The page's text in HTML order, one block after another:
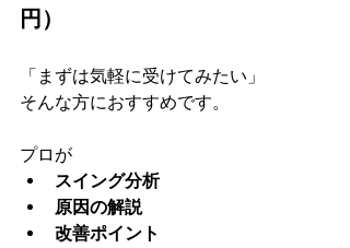
円）
「まずは気軽に受けてみたい」
そんな方におすすめです。
プロが
スイング分析
原因の解説
改善ポイント